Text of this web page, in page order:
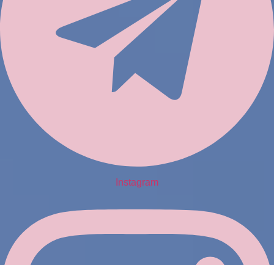
Instagram